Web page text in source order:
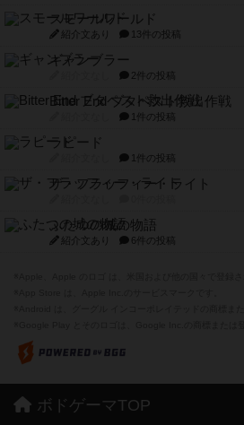
スモールワールド
紹介文あり 13件の投稿
ギャンブラー
2件の投稿
Bitter End ブタペスト救出作戦
1件の投稿
ラピード
1件の投稿
ザ・フラッフィー・ライト
ふたつの城の物語
紹介文あり 6件の投稿
ボドゲーマTOP